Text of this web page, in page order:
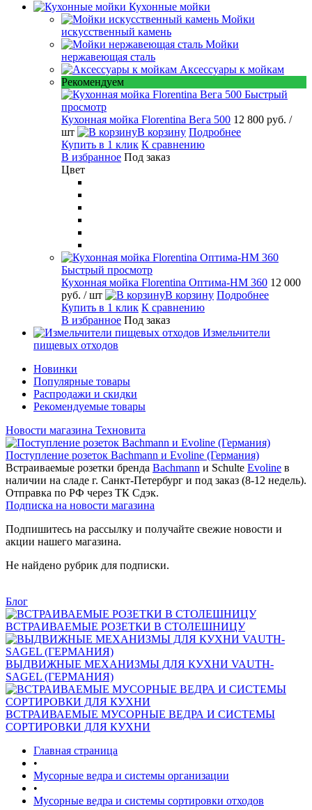
Кухонные мойки
Мойки
искусственный камень
Мойки
нержавеющая сталь
Аксессуары к мойкам
Рекомендуем
Быстрый
просмотр
Кухонная мойка Florentina Вега 500 12 800 руб. /
шт
В корзину Подробнее
Купить в 1 клик К сравнению
В избранное Под заказ
Цвет
Быстрый просмотр
Кухонная мойка Florentina Оптима-HM 360 12 000
руб. / шт В корзину Подробнее
Купить в 1 клик К сравнению
В избранное Под заказ
Измельчители
пищевых отходов
Новинки
Популярные товары
Распродажи и скидки
Рекомендуемые товары
Новости магазина Техновита
Поступление розеток Bachmann и Evoline (Германия)
Встраиваемые розетки бренда Bachmann и Schulte Evoline в
наличии на сладе г. Санкт-Петербург и под заказ (8-12 недель).
Отправка по РФ через ТК Сдэк.
Подписка на новости магазина
Подпишитесь на рассылку и получайте свежие новости и
акции нашего магазина.
Не найдено рубрик для подписки.
Блог
ВСТРАИВАЕМЫЕ РОЗЕТКИ В СТОЛЕШНИЦУ
ВЫДВИЖНЫЕ МЕХАНИЗМЫ ДЛЯ КУХНИ VAUTH-
SAGEL (ГЕРМАНИЯ)
ВСТРАИВАЕМЫЕ МУСОРНЫЕ ВЕДРА И СИСТЕМЫ
СОРТИРОВКИ ДЛЯ КУХНИ
Главная страница
•
Мусорные ведра и системы организации
•
Мусорные ведра и системы сортировки отходов